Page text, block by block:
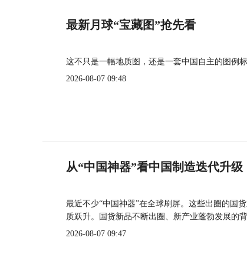
最新月球“宝藏图”抢先看
这不只是一幅地质图，还是一套中国自主的图例标
2026-08-07 09:48
从“中国神器”看中国制造迭代升级
最近不少“中国神器”在全球刷屏。这些出圈的国
质跃升。国货新品不断出圈、新产业蓬勃发展的
2026-08-07 09:47